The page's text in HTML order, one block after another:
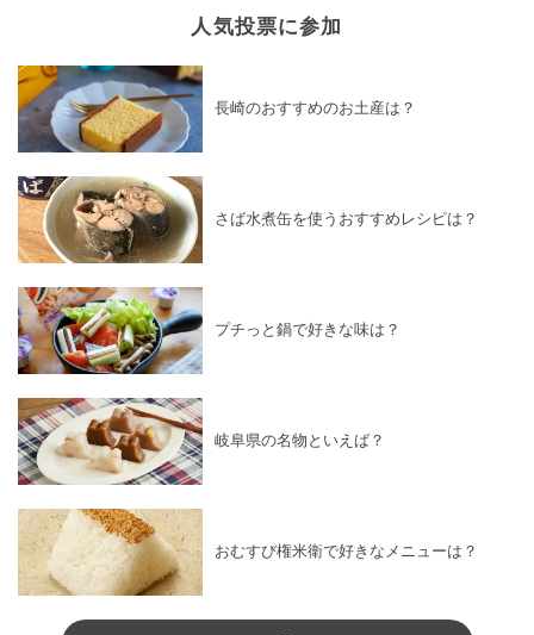
人気投票に参加
長崎のおすすめのお土産は？
さば水煮缶を使うおすすめレシピは？
プチっと鍋で好きな味は？
岐阜県の名物といえば？
おむすび権米衛で好きなメニューは？